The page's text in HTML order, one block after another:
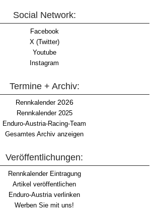
Social Network:
Facebook
X (Twitter)
Youtube
Instagram
Termine + Archiv:
Rennkalender2026
Rennkalender 2025
Enduro-Austria-Racing-Team
Gesamtes Archiv anzeigen
Veröffentlichungen:
Rennkalender Eintragung
Artikel veröffentlichen
Enduro-Austria verlinken
Werben Sie mit uns!